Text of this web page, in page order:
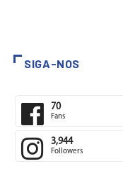
SIGA-NOS
70
Fans
3,944
Followers